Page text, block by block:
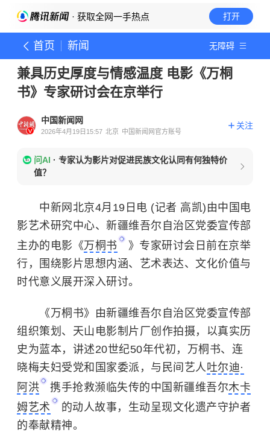
· 获取全网一手热点 打开
首页 新闻 无障碍
兼具历史厚度与情感温度 电影《万桐
书》专家研讨会在京举行
中国新闻网
2026年4月19日15:57 北京 中国新闻网官方账号
关注
问AI · 专家认为影片对促进民族文化认同有何独特价
值？
中新网北京4月19日电 (记者 高凯)由中国电
影艺术研究中心、新疆维吾尔自治区党委宣传部
主办的电影《万桐书
》专家研讨会日前在京举
行，围绕影片思想内涵、艺术表达、文化价值与
时代意义展开深入研讨。
《万桐书》由新疆维吾尔自治区党委宣传部
组织策划、天山电影制片厂创作拍摄，以真实历
史为蓝本，讲述20世纪50年代初，万桐书、连
晓梅夫妇受党和国家委派，与民间艺人吐尔迪·
阿洪
携手抢救濒临失传的中国新疆维吾尔木卡
姆艺术
的动人故事，生动呈现文化遗产守护者
的奉献精神。